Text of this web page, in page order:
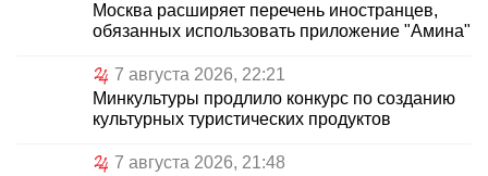
Москва расширяет перечень иностранцев,
обязанных использовать приложение "Амина"
7 августа 2026, 22:21
Минкультуры продлило конкурс по созданию
культурных туристических продуктов
7 августа 2026, 21:48